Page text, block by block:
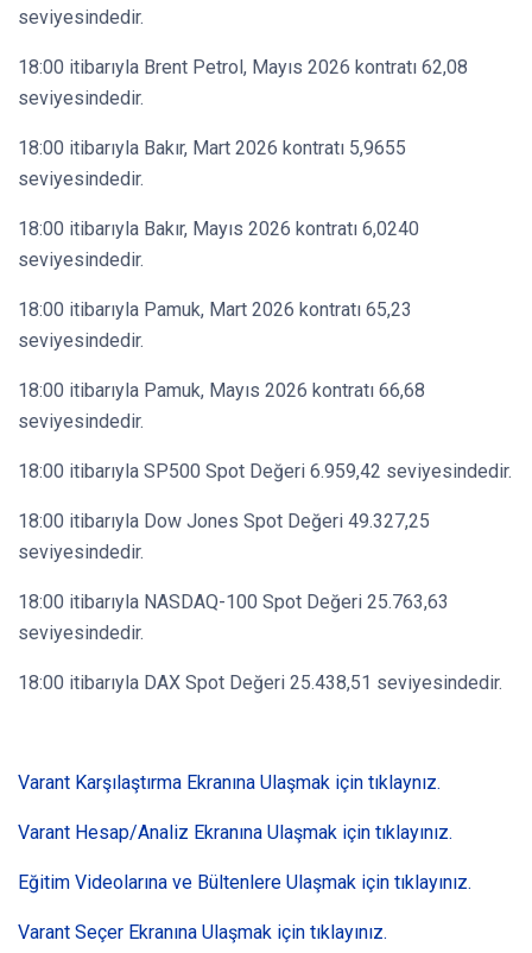
seviyesindedir.
18:00 itibarıyla Brent Petrol, Mayıs 2026 kontratı 62,08
seviyesindedir.
18:00 itibarıyla Bakır, Mart 2026 kontratı 5,9655
seviyesindedir.
18:00 itibarıyla Bakır, Mayıs 2026 kontratı 6,0240
seviyesindedir.
18:00 itibarıyla Pamuk, Mart 2026 kontratı 65,23
seviyesindedir.
18:00 itibarıyla Pamuk, Mayıs 2026 kontratı 66,68
seviyesindedir.
18:00 itibarıyla SP500 Spot Değeri 6.959,42 seviyesindedir.
18:00 itibarıyla Dow Jones Spot Değeri 49.327,25
seviyesindedir.
18:00 itibarıyla NASDAQ-100 Spot Değeri 25.763,63
seviyesindedir.
18:00 itibarıyla DAX Spot Değeri 25.438,51 seviyesindedir.
Varant Karşılaştırma Ekranına Ulaşmak için tıklaynız.
Varant Hesap/Analiz Ekranına Ulaşmak için tıklayınız.
Eğitim Videolarına ve Bültenlere Ulaşmak için tıklayınız.
Varant Seçer Ekranına Ulaşmak için tıklayınız.